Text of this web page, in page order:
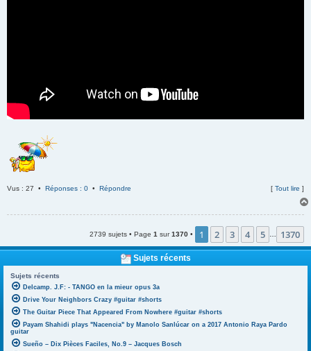
Vus : 27 • Réponses : 0 • Répondre [ Tout lire ]
2739 sujets • Page 1 sur1370 • 1 2 3 4 5 1370
Sujets récents
Sujets récents
Delcamp. J.F: - TANGO en la mieur opus 3a
Drive Your Neighbors Crazy #guitar #shorts
The Guitar Piece That Appeared From Nowhere #guitar #shorts
Payam Shahidi plays "Nacencia" by Manolo Sanlúcar on a 2017 Antonio Raya Pardo
guitar
Sueño – Dix Pièces Faciles, No.9 – Jacques Bosch